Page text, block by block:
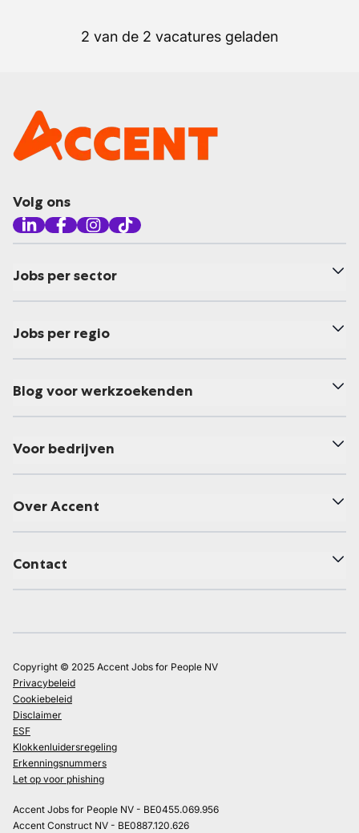
2 van de 2 vacatures geladen
Volg ons
Jobs per sector
Jobs per regio
Blog voor werkzoekenden
Voor bedrijven
Over Accent
Contact
Copyright © 2025 Accent Jobs for People NV
Privacybeleid
Cookiebeleid
Disclaimer
ESF
Klokkenluidersregeling
Erkenningsnummers
Let op voor phishing
Accent Jobs for People NV - BE0455.069.956
Accent Construct NV - BE0887.120.626